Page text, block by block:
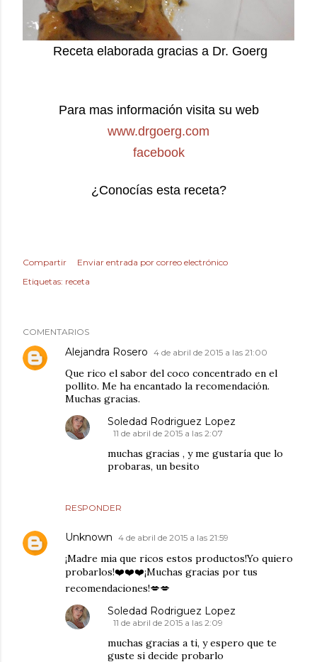
Receta elaborada gracias a Dr. Goerg
Para mas información visita su web
www.drgoerg.com
facebook
¿Conocías esta receta?
Compartir
Enviar entrada por correo electrónico
Etiquetas: receta
COMENTARIOS
Alejandra Rosero 4 de abril de 2015 a las 21:00
Que rico el sabor del coco concentrado en el
pollito. Me ha encantado la recomendación.
Muchas gracias.
RESPONDER
Soledad Rodriguez Lopez
11 de abril de 2015 a las 2:07
muchas gracias , y me gustaría que lo
probaras, un besito
Unknown 4 de abril de 2015 a las 21:59
¡Madre mia que ricos estos productos!Yo quiero
probarlos!❤️❤️❤️¡Muchas gracias por tus
recomendaciones!💋💋
Soledad Rodriguez Lopez
11 de abril de 2015 a las 2:09
muchas gracias a ti, y espero que te
guste si decide probarlo